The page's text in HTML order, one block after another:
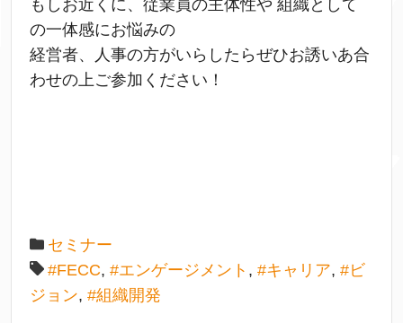
もしお近くに、従業員の主体性や 組織として
の一体感にお悩みの
経営者、人事の方がいらしたらぜひお誘いあ合
わせの上ご参加ください！
セミナー
#FECC, #エンゲージメント , #キャリア, #ビ
ジョン, #組織開発